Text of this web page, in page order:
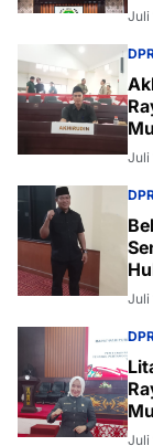
Juli
Juli
Juli
Juli